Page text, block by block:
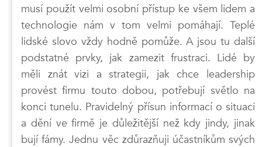
musí použít velmi osobní přístup ke všem lidem a
technologie nám v tom velmi pomáhají. Teplé
lidské slovo vždy hodně pomůže. A jsou tu další
podstatné prvky, jak zamezit frustraci. Lidé by
měli znát vizi a strategii, jak chce leadership
provést firmu touto dobou, potřebují světlo na
konci tunelu. Pravidelný přísun informací o situaci
a dění ve firmě je důležitější než kdy jindy, jinak
bují fámy. Jednu věc zdůrazňuji účastníkům svých